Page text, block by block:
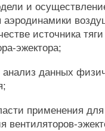
и
источника
эжектора;
данных
применения
вентиляторов-